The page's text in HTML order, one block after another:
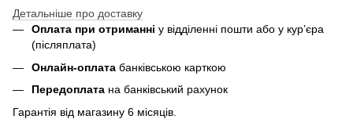
Детальніше про доставку
Оплата при отриманні у відділенні пошти або у кур’єра
(післяплата)
Онлайн-оплата банківською карткою
Передоплата на банківський рахунок
Гарантія від магазину 6 місяців.